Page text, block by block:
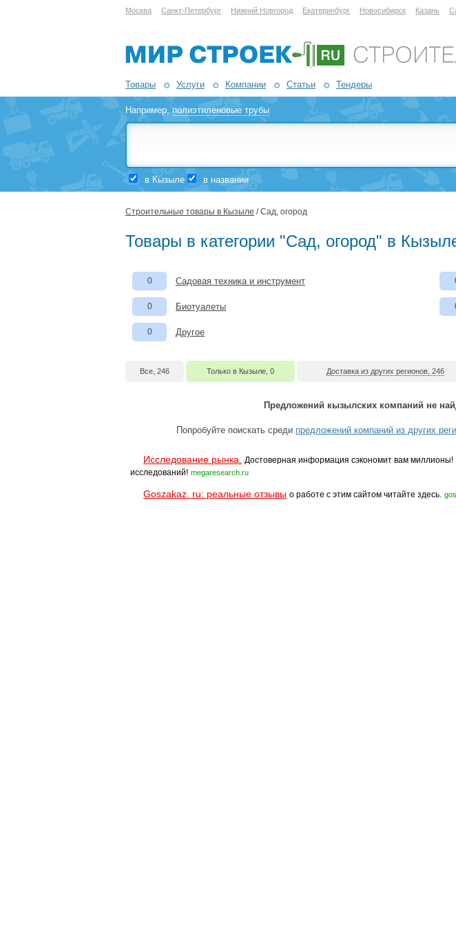
Москва Санкт-Петербург Нижний Новгород Екатеринбург Новосибирск Казань
Товары Услуги Компании Статьи Тендеры
Например,полиэтиленовые трубы
в Кызыле в названии
Строительные товары в Кызыле / Сад, огород
Товары в категории "Сад, огород" в
0 Садовая техника и инструмент
0 Биотуалеты
0 Другое
Все, 246 Только в Кызыле, 0 Доставка из других регионов, 246
Предложений кызылских компаний не
Попробуйте поискать среди предложений компаний из других
Исследование рынка.
Достоверная информация сэкономит вам миллионы!
исследований! megaresearch.ru
Goszakaz. ru: реальные отзывы о работе с этим сайтом читайте здесь.